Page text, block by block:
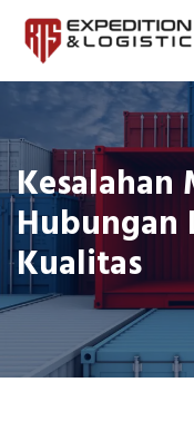
Kesalahan
Hubungan
Kualitas